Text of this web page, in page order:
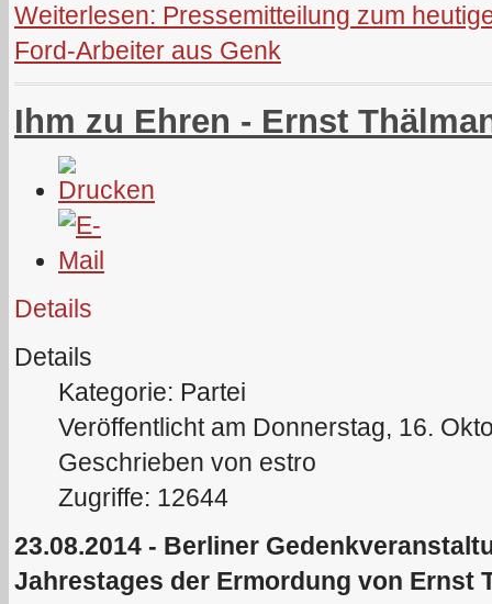
Weiterlesen: Pressemitteilung zum
Ford-Arbeiter aus Genk
Ihm zu Ehren - Ernst
Details
Details
Kategorie: Partei
Veröffentlicht am Donnerstag, 16.
Geschrieben von estro
Zugriffe: 12644
23.08.2014 - Berliner
Jahrestages der Ermordung von Ernst